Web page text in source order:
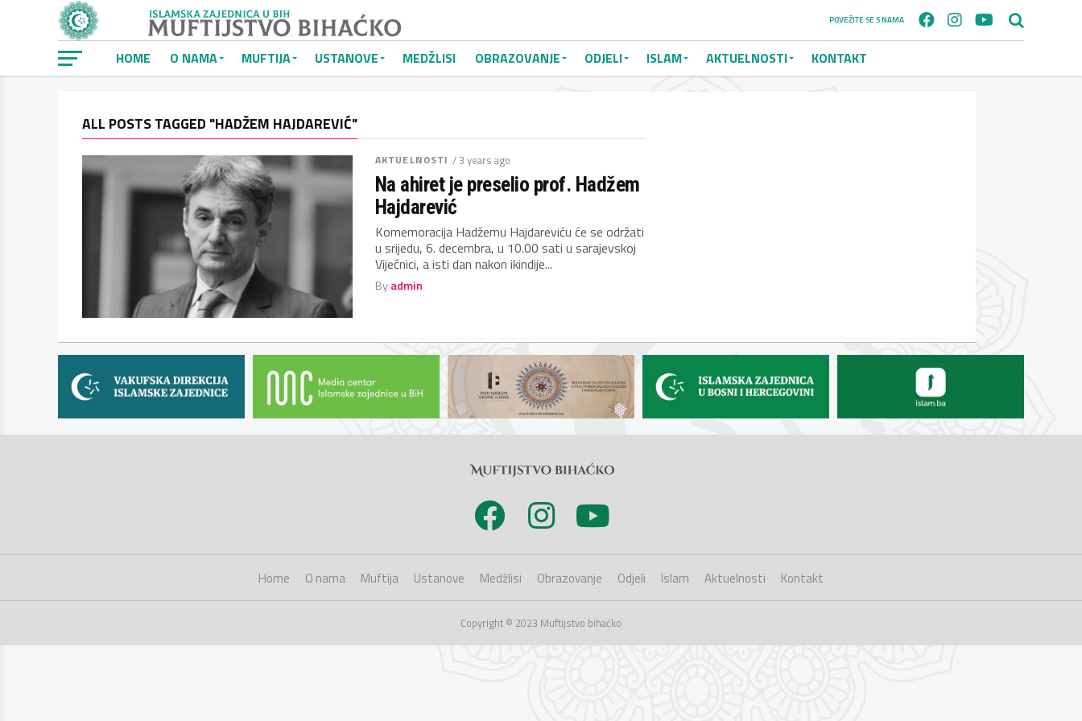
POVEŽITE SE S NAMA
HOME O NAMA MUFTIJA USTANOVE MEDŽLISI OBRAZOVANJE ODJELI ISLAM AKTUELNOSTI KONTAKT
ALL POSTS TAGGED "HADŽEM HAJDAREVIĆ"
AKTUELNOSTI / 3 years ago
Na ahiret je preselio prof. Hadžem
Hajdarević
Komemoracija Hadžemu Hajdareviću će se održati
u srijedu, 6. decembra, u 10.00 sati u sarajevskoj
Vijećnici, a isti dan nakon ikindije...
Byadmin
Home O nama Muftija Ustanove Medžlisi Obrazovanje Odjeli Islam Aktuelnosti Kontakt
Copyright © 2023 Muftijstvo bihaćko